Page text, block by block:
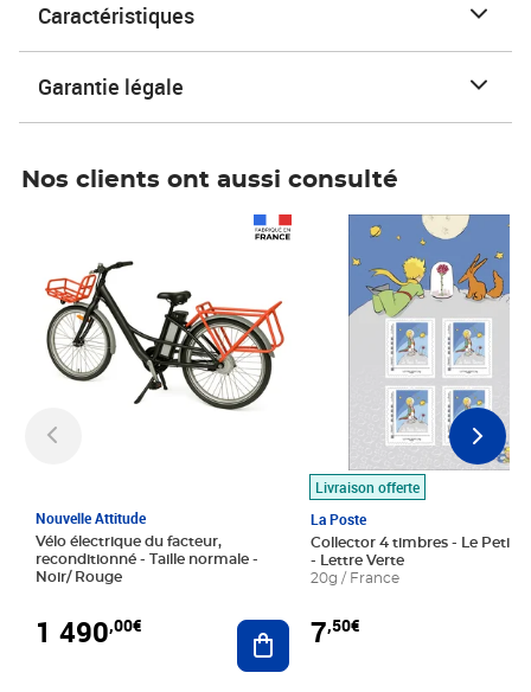
Caractéristiques
Garantie légale
Nos clients ont aussi consulté
Nouvelle Attitude
Vélo électrique du facteur,
reconditionné - Taille normale -
Noir/ Rouge
1 490,00€ Ajouter au panier
Livraison offerte
La Poste
Collector 4 timbres - Le Petit
- Lettre Verte
20g / France
7,50€
Prix 7,50€